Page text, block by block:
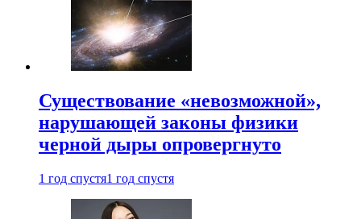
Существование «невозможной»,
нарушающей законы физики
черной дыры опровергнуто
1 год спустя1 год спустя